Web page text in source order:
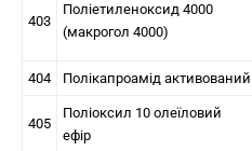
403
Поліетиленоксид 4000
(макрогол 4000)
404 Полікапроамід активований
405
Поліоксил 10 олеїловий
ефір